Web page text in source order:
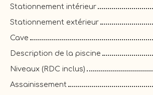
Stationnement intérieur
Stationnement extérieur
Cave
Description de la piscine
Niveaux (RDC inclus)
Assainissement